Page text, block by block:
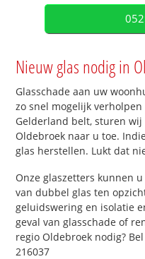
Nieuw glas nodig in
Glasschade aan uw
zo snel mogelijk
Gelderland belt, sturen
Oldebroek naar u toe.
glas herstellen. Lukt dat
Onze glaszetters kunnen
van dubbel glas ten
geluidswering en isolatie
geval van glasschade of
regio Oldebroek nodig?
216037